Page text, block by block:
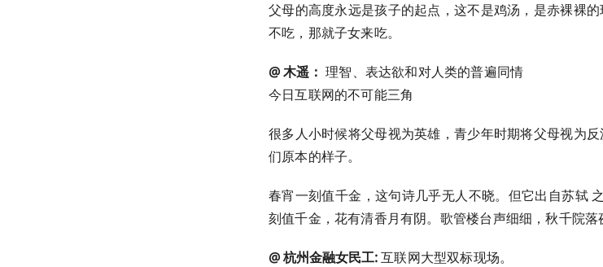
父母的高度永远是孩子的起点，这不是鸡汤，是赤裸裸
不吃，那就子女来吃。
@ 木遥： 理智、表达欲和对人类的普遍同情
今日互联网的不可能三角 ​​​
很多人小时候将父母视为英雄，青少年时期将父母视为
们原本的样子。
春宵一刻值千金，这句诗几乎无人不晓。但它出自苏轼
刻值千金，花有清香月有阴。歌管楼台声细细，秋千院落
@ 杭州金融女民工:互联网大型双标现场。